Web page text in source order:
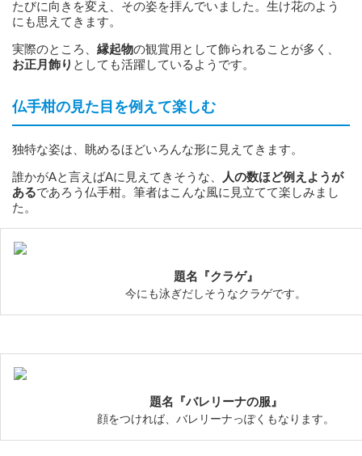
たびに向きを変え、その姿を拝んでいました。生け花のよう
にも思えてきます。
実際のところ、 縁起物の観賞用として飾られることが多く、
お正月飾り としても活躍しているようです。
仏手柑の見た目を例えて楽しむ
独特な姿は、眺めるほどいろんな形に見えてきます。
誰かがAと言えばAに見えてきそうな、
人の数ほど例えようが
あるであろう仏手柑。筆者はこんな風に見立てて楽しみまし
た。
題名『クラゲ』
今にも泳ぎだしそうなクラゲです。
題名『バレリーナの服』
顔をつければ、バレリーナっぽくもなります。